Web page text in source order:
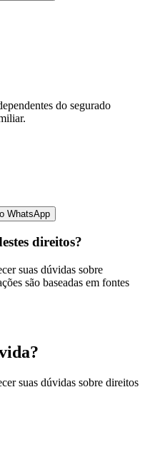
do segurado
WhatsApp
direitos?
suas dúvidas sobre
são baseadas em fontes
suas dúvidas sobre direitos